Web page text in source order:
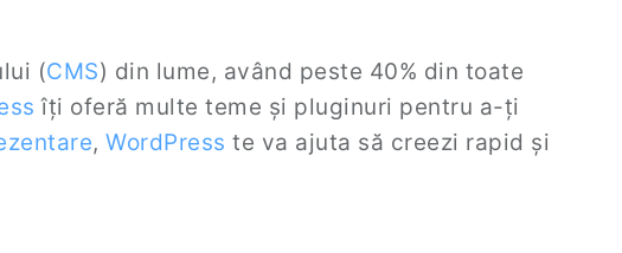
(CMS) din lume, având peste 40% din toate
îți oferă multe teme și pluginuri pentru a-ți
, WordPress te va ajuta să creezi rapid și